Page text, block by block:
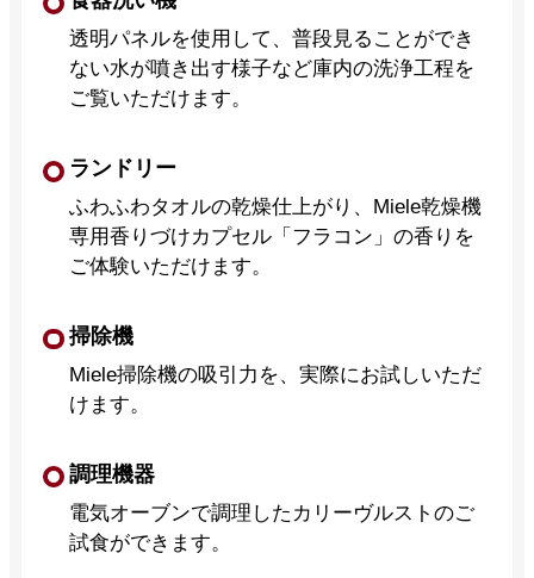
透明パネルを使用して、普段見ることができ
ない水が噴き出す様子など庫内の洗浄工程を
ご覧いただけます。
ランドリー
ふわふわタオルの乾燥仕上がり、Miele乾燥機
専用香りづけカプセル「フラコン」の香りを
ご体験いただけます。
掃除機
Miele掃除機の吸引力を、実際にお試しいただ
けます。
調理機器
電気オーブンで調理したカリーヴルストのご
試食ができます。